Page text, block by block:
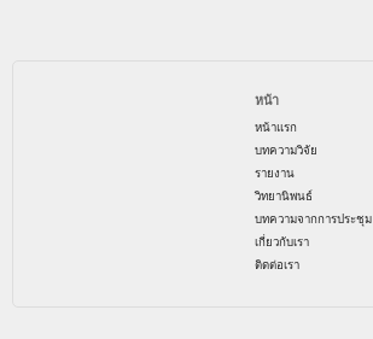
หน้า
หน้าแรก
บทความวิจัย
รายงาน
วิทยานิพนธ์
บทความจากการประชุม
เกี่ยวกับเรา
ติดต่อเรา